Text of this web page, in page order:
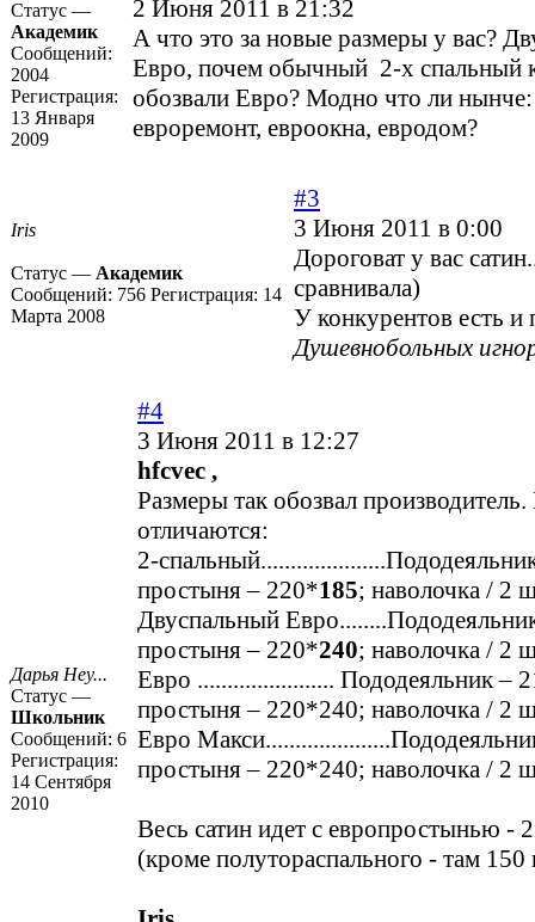
Статус —
Академик
Сообщений:
2004
Регистрация:
13 Января
2009
2 Июня 2011 в 21:32
А что это за новые размеры у вас?
Евро, почем обычный 2-х спальный
обозвали Евро? Модно что ли
евроремонт, евроокна, евродом?
Iris
Статус — Академик
Сообщений: 756 Регистрация: 14
Марта 2008
#3
3 Июня 2011 в 0:00
Дороговат у вас
сравнивала)
У конкурентов есть и
Душевнобольных
Дарья Неу...
Статус —
Школьник
Сообщений: 6
Регистрация:
14 Сентября
2010
#4
3 Июня 2011 в 12:27
hfcvec ,
Размеры так обозвал
отличаются:
2-
простыня – 220*185; наволочка / 2
Двуспальный
простыня – 220*240; наволочка / 2
Евро ....................... Пододеяльник –
простыня – 220*240; наволочка / 2
Евро
простыня – 220*240; наволочка / 2
Весь сатин идет с европростынью -
(кроме полутораспального - там 150